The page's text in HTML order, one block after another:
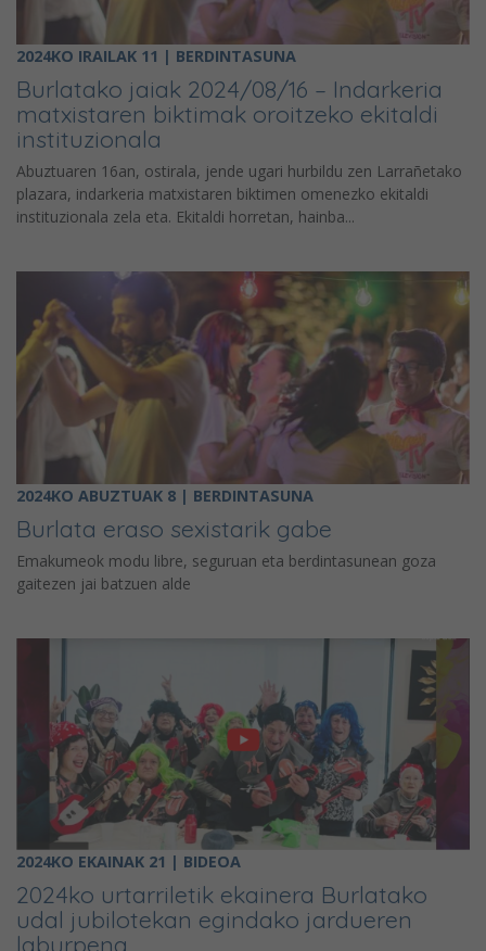
2024KO IRAILAK 11 | BERDINTASUNA
Burlatako jaiak 2024/08/16 – Indarkeria
matxistaren biktimak oroitzeko ekitaldi
instituzionala
Abuztuaren 16an, ostirala, jende ugari hurbildu zen Larrañetako
plazara, indarkeria matxistaren biktimen omenezko ekitaldi
instituzionala zela eta. Ekitaldi horretan, hainba...
2024KO ABUZTUAK 8 | BERDINTASUNA
Burlata eraso sexistarik gabe
Emakumeok modu libre, seguruan eta berdintasunean goza
gaitezen jai batzuen alde
2024KO EKAINAK 21 | BIDEOA
2024ko urtarriletik ekainera Burlatako
udal jubilotekan egindako jardueren
laburpena